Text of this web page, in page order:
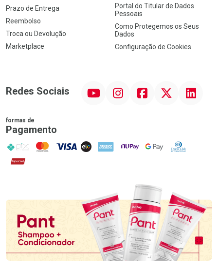
Prazo de Entrega
Reembolso
Troca ou Devolução
Marketplace
Portal do Titular de Dados
Pessoais
Como Protegemos os Seus
Dados
Configuração de Cookies
Redes Sociais InstagramFacebook Linkedin
formas de
Pagamento
PIX MasterCard
VISA ELO AMEX NuPay Google PayDiners Club
Hipercard